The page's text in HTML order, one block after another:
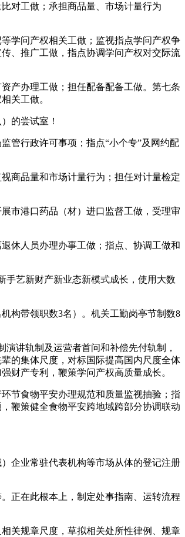
对工做；承担商品量、市场计量行为
学问产权相关工做；监视指点学问产权争
、推广工做，指点协调学问产权对交际流
产办理工做；担任配备配备工做。第七条
关工做。
的尝试室！
管行政许可事项；指点“小个专”及网约配
商品量和市场计量行为；担任对计量检定
市港口药品（材）进口监督工做，受理审
休人员办理办事工做；指点、协调工做和
艺新财产新业态新模式成长，使用大数
构带领职数3名）。机关工勤岗亭节制数8
讲轨制及运营者首问和补偿先付轨制，
的集体尺度，对标国际提高国内尺度全体
财产专利，鞭策学问产权高质量成长。
节食物平安办理规范和质量监视抽验；指
鞭策健全食物平安跨地域跨部分协调联动
企业常驻代表机构等市场从体的登记注册
正在此根本上，制定处事指南、运转流程
关规章尺度，草拟相关处所性律例、规章